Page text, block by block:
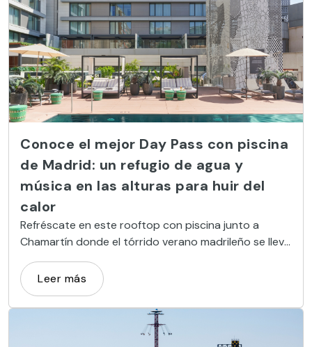
Conoce el mejor Day Pass con piscina
de Madrid: un refugio de agua y
música en las alturas para huir del
calor
Refréscate en este rooftop con piscina junto a
Chamartín donde el tórrido verano madrileño se lleva
mucho mejor.
Leer más